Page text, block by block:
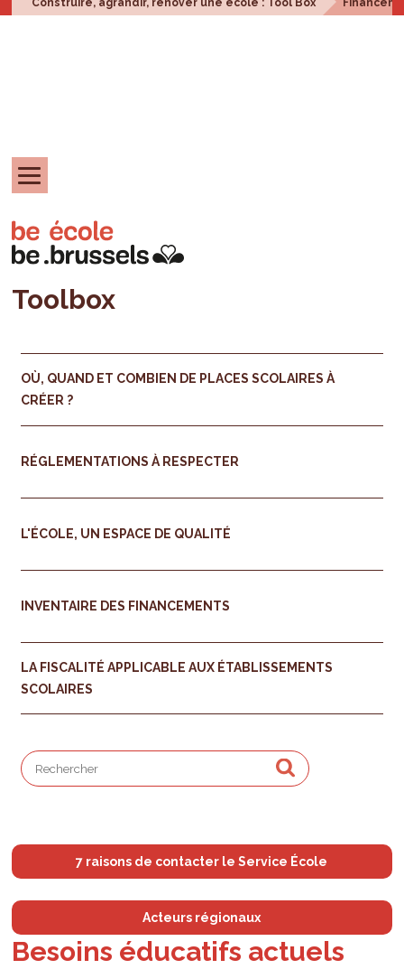
Construire, agrandir, rénover une école : Tool Box
Toolbox
OÙ, QUAND ET COMBIEN DE PLACES SCOLAIRES À
CRÉER ?
RÉGLEMENTATIONS À RESPECTER
L'ÉCOLE, UN ESPACE DE QUALITÉ
INVENTAIRE DES FINANCEMENTS
LA FISCALITÉ APPLICABLE AUX ÉTABLISSEMENTS
SCOLAIRES
7 raisons de contacter le Service École
Acteurs régionaux
Besoins éducatifs actuels